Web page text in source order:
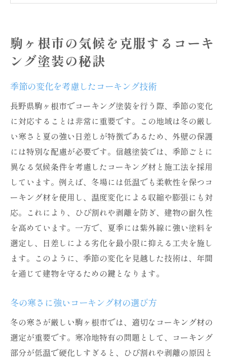
地域特有の湿度対策としてのコーキング
信越塗装が語る駒ヶ根市のためのコーキング技
術
地域密着型の施工の重要性
専門家が選ぶ最適なコーキング素材
施工前の詳細な現場調査の必要性
信越塗装の経験に基づく施工事例
顧客満足を追求したアフターサービス
環境に配慮した施工技術の展望
駒ヶ根市でのコーキング塗装がもたらす耐久性
の向上
高耐久性を実現する最新技術
建物寿命を延ばすコーキングの役割
外壁を保護するための最新の塗料
季節ごとのメンテナンスのポイント
将来を見据えた耐久性向上戦略
地域特有の気候に対応した信越塗装のコーキン
グ塗装法
駒ヶ根市の気候を克服するコーキ
ング塗装の秘訣
季節の変化を考慮したコーキング技術
長野県駒ヶ根市でコーキング塗装を行う際、季節の変化
に対応することは非常に重要です。この地域は冬の厳し
い寒さと夏の強い日差しが特徴であるため、外壁の保護
には特別な配慮が必要です。信越塗装では、季節ごとに
異なる気候条件を考慮したコーキング材と施工法を採用
しています。例えば、冬場には低温でも柔軟性を保つコ
ーキング材を使用し、温度変化による収縮や膨張にも対
応。これにより、ひび割れや剥離を防ぎ、建物の耐久性
を高めています。一方で、夏季には紫外線に強い塗料を
選定し、日差しによる劣化を最小限に抑える工夫を施し
ます。このように、季節の変化を見越した技術は、年間
を通じて建物を守るための鍵となります。
冬の寒さに強いコーキング材の選び方
冬の寒さが厳しい駒ヶ根市では、適切なコーキング材の
選定が重要です。寒冷地特有の問題として、コーキング
部分が低温で硬化しすぎると、ひび割れや剥離の原因と